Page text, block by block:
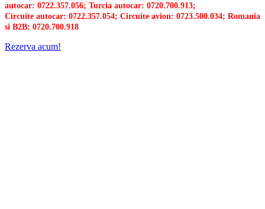
autocar: 0722.357.056; Turcia autocar: 0720.700.913;
Circuite autocar: 0722.357.054; Circuite avion: 0723.500.034; Romania
si B2B: 0720.700.918
Rezerva acum!